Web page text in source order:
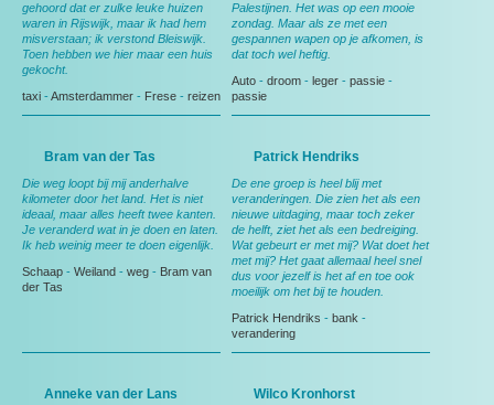
gehoord dat er zulke leuke huizen
waren in Rijswijk, maar ik had hem
misverstaan; ik verstond Bleiswijk.
Toen hebben we hier maar een huis
gekocht.
taxi - Amsterdammer - Frese - reizen
Palestijnen. Het was op een mooie
zondag. Maar als ze met een
gespannen wapen op je afkomen, is
dat toch wel heftig.
Auto - droom - leger - passie -
passie
Bram van der Tas
Die weg loopt bij mij anderhalve
kilometer door het land. Het is niet
ideaal, maar alles heeft twee kanten.
Je veranderd wat in je doen en laten.
Ik heb weinig meer te doen eigenlijk.
Schaap - Weiland - weg - Bram van
der Tas
Patrick Hendriks
De ene groep is heel blij met
veranderingen. Die zien het als een
nieuwe uitdaging, maar toch zeker
de helft, ziet het als een bedreiging.
Wat gebeurt er met mij? Wat doet het
met mij? Het gaat allemaal heel snel
dus voor jezelf is het af en toe ook
moeilijk om het bij te houden.
Patrick Hendriks - bank -
verandering
Anneke van der Lans Wilco Kronhorst